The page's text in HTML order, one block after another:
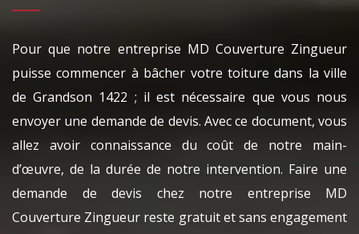
Pour que notre entreprise MD Couverture Zingueur
puisse commencer à bâcher votre toiture dans la ville
de Grandson 1422 ; il est nécessaire que vous nous
envoyer une demande de devis. Avec ce document, vous
allez avoir connaissance du coût de notre main-
d’œuvre, de la durée de notre intervention. Faire une
demande de devis chez notre entreprise MD
Couverture Zingueur reste gratuit et sans engagement